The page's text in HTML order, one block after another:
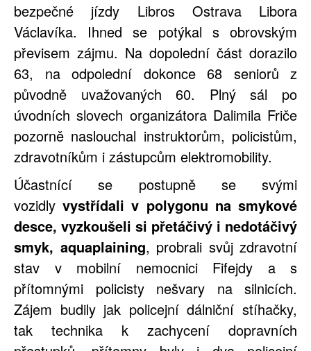
bezpečné jízdy Libros Ostrava Libora
Václavíka. Ihned se potýkal s obrovským
převisem zájmu. Na dopolední část dorazilo
63, na odpolední dokonce 68 seniorů z
původně uvažovaných 60. Plný sál po
úvodních slovech organizátora Dalimila Friče
pozorně naslouchal instruktorům, policistům,
zdravotníkům i zástupcům elektromobility.
Účastnící se postupně se svými
vozidlyvystřídali v polygonu na smykové
desce, vyzkoušeli si přetáčivý i nedotáčivý
smyk, aquaplaining, probrali svůj zdravotní
stav v mobilní nemocnici Fifejdy a s
přítomnými policisty nešvary na silnicích.
Zájem budily jak policejní dálniční stíhačky,
tak technika k zachycení dopravních